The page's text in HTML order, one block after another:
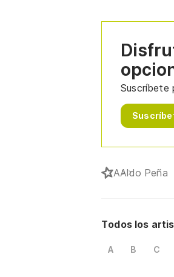
Suscríbete
AAldo Peña
Todos los
A B C